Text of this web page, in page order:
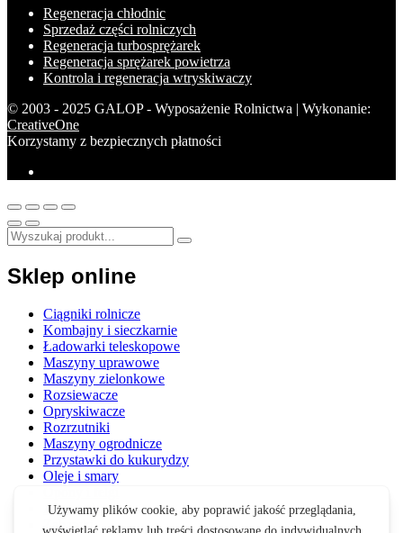
Regeneracja chłodnic
Sprzedaż części rolniczych
Regeneracja turbosprężarek
Regeneracja sprężarek powietrza
Kontrola i regeneracja wtryskiwaczy
© 2003 - 2025 GALOP - Wyposażenie Rolnictwa | Wykonanie:
CreativeOne
Korzystamy z bezpiecznych płatności
Sklep online
Ciągniki rolnicze
Kombajny i sieczkarnie
Ładowarki teleskopowe
Maszyny uprawowe
Maszyny zielonkowe
Rozsiewacze
Opryskiwacze
Rozrzutniki
Maszyny ogrodnicze
Przystawki do kukurydzy
Oleje i smary
Akcesoria
Zabawki